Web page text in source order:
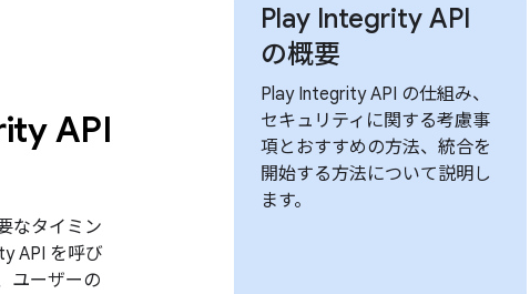
API
なタイミン
API を呼び
ユーザーの
Play Integrity API
の概要
Play Integrity API の仕組み、
セキュリティに関する考慮事
項とおすすめの方法、統合を
開始する方法について説明し
ます。